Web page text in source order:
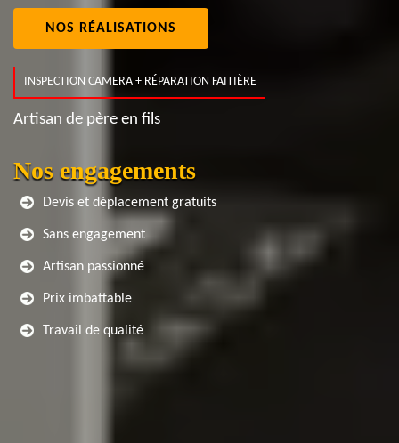
NOS RÉALISATIONS
INSPECTION CAMERA + RÉPARATION FAITIÈRE
Artisan de père en fils
Nos engagements
Devis et déplacement gratuits
Sans engagement
Artisan passionné
Prix imbattable
Travail de qualité